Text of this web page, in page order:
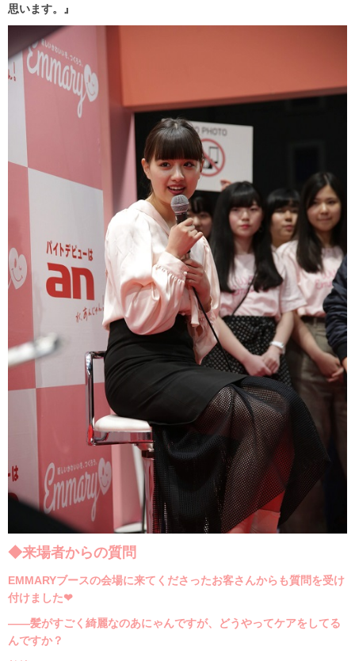
思います。』
◆来場者からの質問
EMMARYブースの会場に来てくださったお客さんからも質問を受け
付けました❤︎
――髪がすごく綺麗なのあにゃんですが、どうやってケアをしてる
んですか？